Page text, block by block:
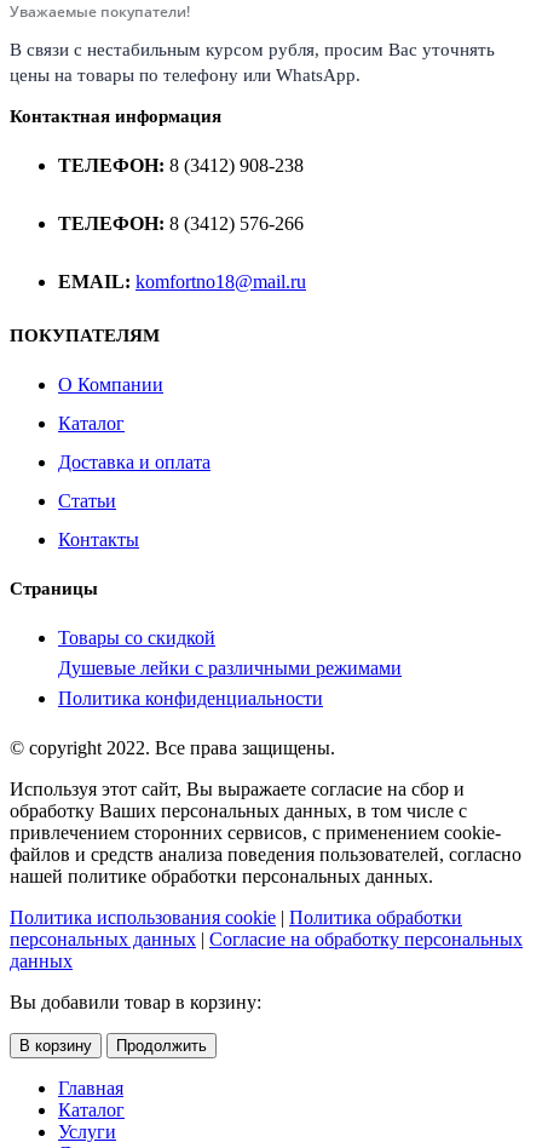
Уважаемые покупатели!
В связи с нестабильным курсом рубля, просим Вас уточнять
цены на товары по телефону или WhatsApp.
Контактная информация
ТЕЛЕФОН: 8 (3412) 908-238
ТЕЛЕФОН: 8 (3412) 576-266
EMAIL: komfortno18@mail.ru
ПОКУПАТЕЛЯМ
О Компании
Каталог
Доставка и оплата
Статьи
Контакты
Страницы
Товары со скидкой
Душевые лейки с различными режимами
Политика конфиденциальности
© copyright 2022. Все права защищены.
Используя этот сайт, Вы выражаете согласие на сбор и
обработку Ваших персональных данных, в том числе с
привлечением сторонних сервисов, с применением cookie-
файлов и средств анализа поведения пользователей, согласно
нашей политике обработки персональных данных.
Политика использования cookie | Политика обработки
персональных данных | Согласие на обработку персональных
данных
Вы добавили товар в корзину:
В корзину Продолжить
Главная
Каталог
Услуги